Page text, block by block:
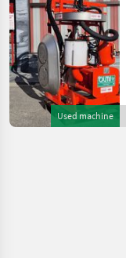
Used machine